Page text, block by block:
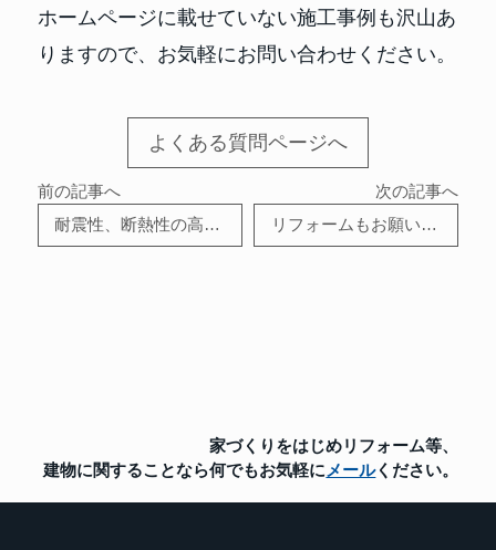
ホームページに載せていない施工事例も沢山あ
りますので、お気軽にお問い合わせください。
よくある質問ページへ
前の記事へ
耐震性、断熱性の高い家にしたいのですが、、。
次の記事へ
リフォームもお願いできますか？
家づくりをはじめリフォーム等、
建物に関することなら何でもお気軽に メールください。